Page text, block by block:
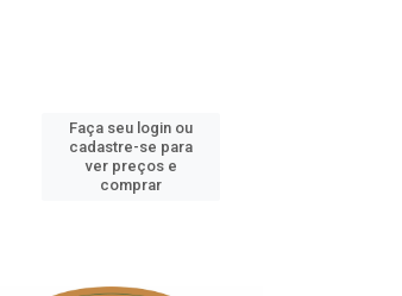
Faça seu login ou
cadastre-se para
ver preços e
comprar